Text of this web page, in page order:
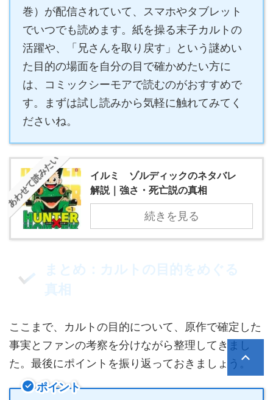
巻）が配信されていて、スマホやタブレット
でいつでも読めます。紙を操る末子カルトの
活躍や、「兄さんを取り戻す」という謎めい
た目的の場面を自分の目で確かめたい方に
は、コミックシーモアで読むのがおすすめで
す。まずは試し読みから気軽に触れてみてく
ださいね。
あわせて読みたい
イルミ゠ゾルディックのネタバレ
解説｜強さ・死亡説の真相
続きを見る
まとめ：カルトの目的をめぐる
真相
ここまで、カルトの目的について、原作で確定した
事実とファンの考察を分けながら整理してきまし
た。最後にポイントを振り返っておきましょう。
ポイント